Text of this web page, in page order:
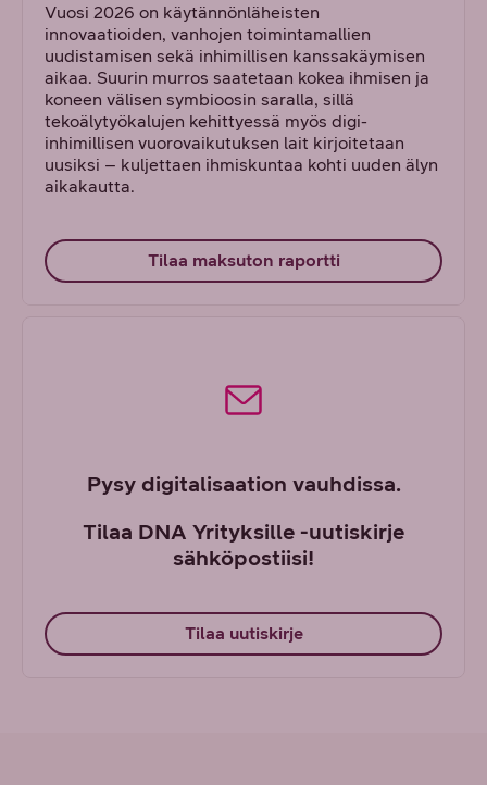
Vuosi 2026 on käytännönläheisten
innovaatioiden, vanhojen toimintamallien
uudistamisen sekä inhimillisen kanssakäymisen
aikaa. Suurin murros saatetaan kokea ihmisen ja
koneen välisen symbioosin saralla, sillä
tekoälytyökalujen kehittyessä myös digi-
inhimillisen vuorovaikutuksen lait kirjoitetaan
uusiksi – kuljettaen ihmiskuntaa kohti uuden älyn
aikakautta.
Tilaa maksuton raportti
Pysy digitalisaation vauhdissa.
Tilaa DNA Yrityksille -uutiskirje
sähköpostiisi!
Tilaa uutiskirje